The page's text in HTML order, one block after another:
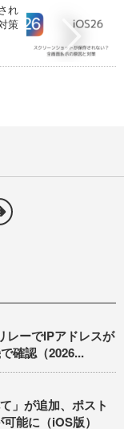
れ
策
レーでIPアドレスが
確認（2026...
」が追加、ポスト
能に（iOS版）